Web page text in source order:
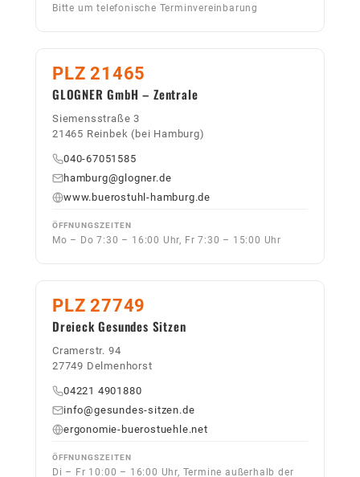
Bitte um telefonische Terminvereinbarung
PLZ 21465
GLOGNER GmbH – Zentrale
Siemensstraße 3
21465 Reinbek (bei Hamburg)
040-67051585
hamburg@glogner.de
www.buerostuhl-hamburg.de
ÖFFNUNGSZEITEN
Mo – Do 7:30 – 16:00 Uhr, Fr 7:30 – 15:00 Uhr
PLZ 27749
Dreieck Gesundes Sitzen
Cramerstr. 94
27749 Delmenhorst
04221 4901880
info@gesundes-sitzen.de
ergonomie-buerostuehle.net
ÖFFNUNGSZEITEN
Di – Fr 10:00 – 16:00 Uhr, Termine außerhalb der